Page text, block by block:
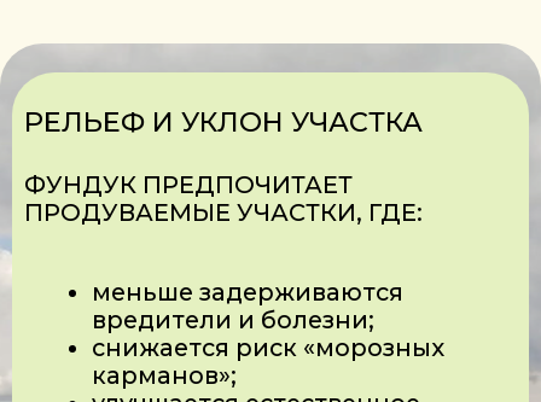
МАТЕРИАЛА
почвы, уровень грунтовых вод,
рельеф, проветриваемость и общее
поведение воды на территории —
уже на этом этапе станет понятно,
подходит ли он для закладки сада
фундука.
ИТОГ